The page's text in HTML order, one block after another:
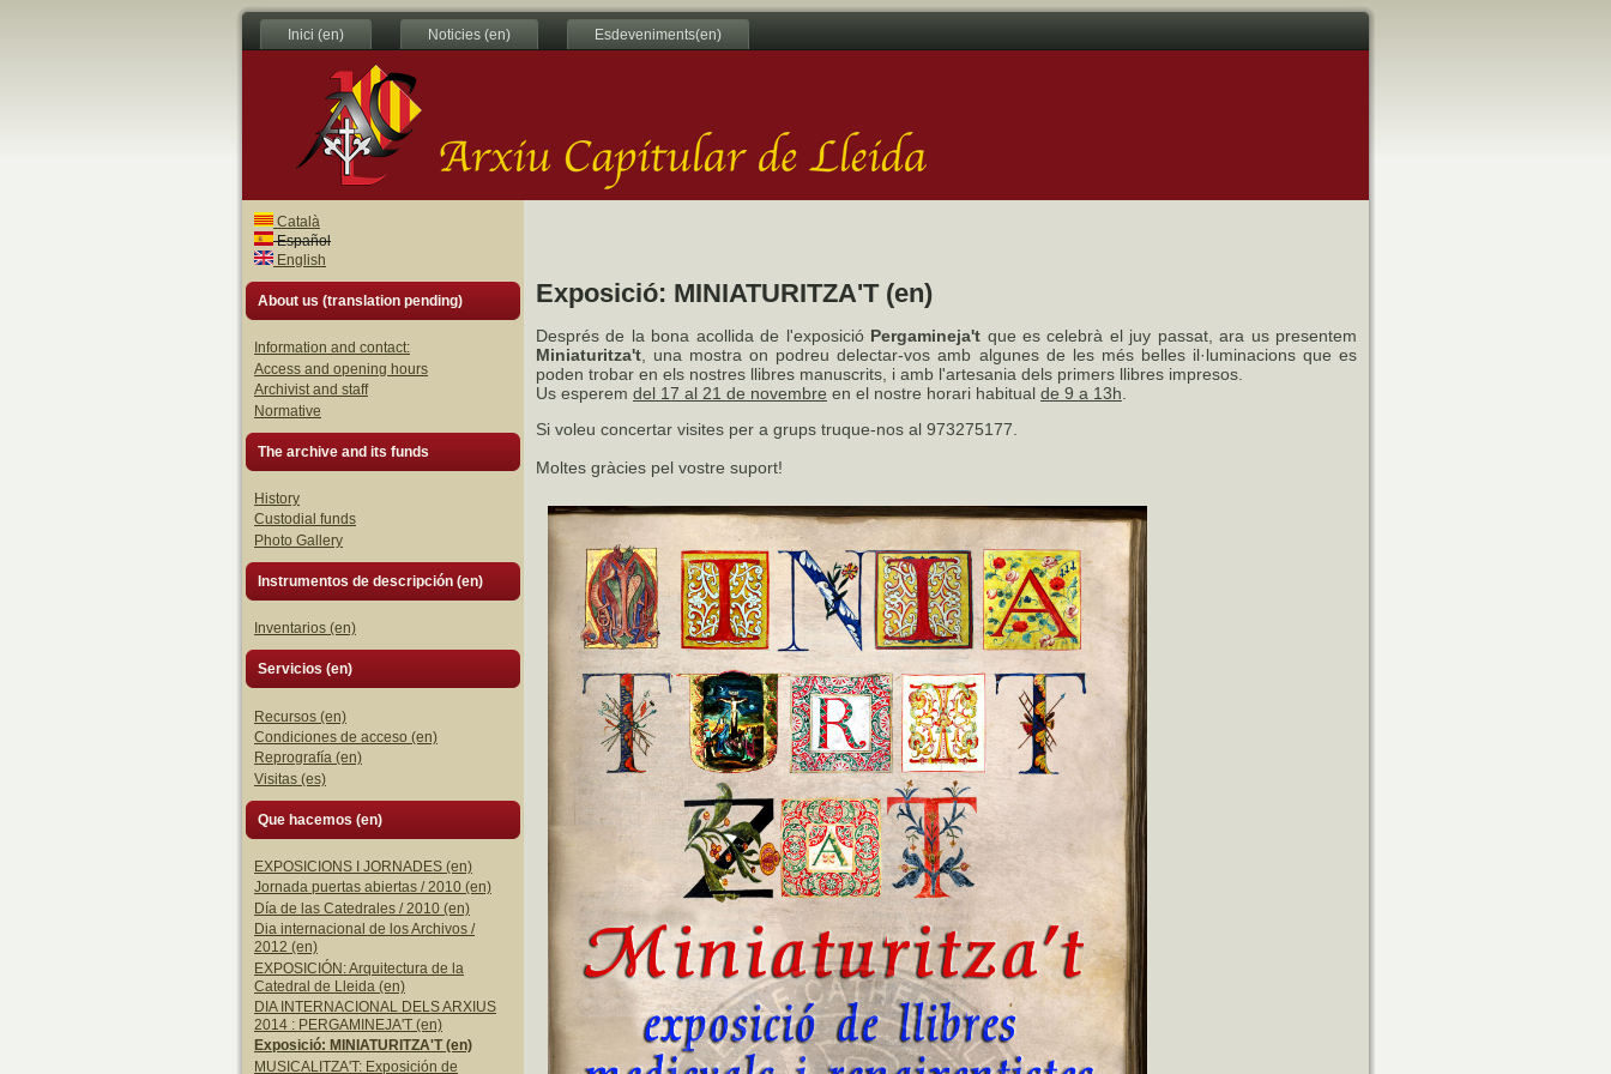
Inici (en) Noticies (en) Esdeveniments(en)
Català
Español
English
About us (translation pending)
Information and contact:
Access and opening hours
Archivist and staff
Normative
The archive and its funds
History
Custodial funds
Photo Gallery
Instrumentos de descripción (en)
Inventarios (en)
Servicios (en)
Recursos (en)
Condiciones de acceso (en)
Reprografía (en)
Visitas (es)
Que hacemos (en)
EXPOSICIONS I JORNADES (en)
Jornada puertas abiertas / 2010 (en)
Día de las Catedrales / 2010 (en)
Dia internacional de los Archivos /
2012 (en)
EXPOSICIÓN: Arquitectura de la
Catedral de Lleida (en)
DIA INTERNACIONAL DELS ARXIUS
2014 : PERGAMINEJA'T (en)
Exposició: MINIATURITZA'T (en)
MUSICALITZA'T: Exposición de
Exposició: MINIATURITZA'T (en)
Després de la bona acollida de l'exposició Pergamineja't que es celebrà el juy passat, ara us presentem
Miniaturitza't , una mostra on podreu delectar-vos amb algunes de les més belles il·luminacions que es
poden trobar en els nostres llibres manuscrits, i amb l'artesania dels primers llibres impresos.
Us esperem del 17 al 21 de novembre en el nostre horari habitual de 9 a 13h
Si voleu concertar visites per a grups truque-nos al 973275177.
Moltes gràcies pel vostre suport!